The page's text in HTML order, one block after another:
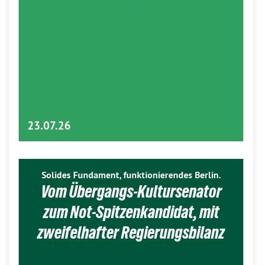
23.07.26
Solides Fundament, funktionierendes Berlin.
Vom Übergangs-Kultursenator
zum Not-Spitzenkandidat, mit
zweifelhafter Regierungsbilanz